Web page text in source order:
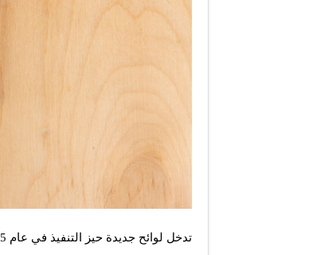
تدخل لوائح جديدة حيز التنفيذ في عام 2025 ستؤثر على كل من يحمل جواز السفر الامريكي أو يخطط للسفر خارج الولايات المتحدة.